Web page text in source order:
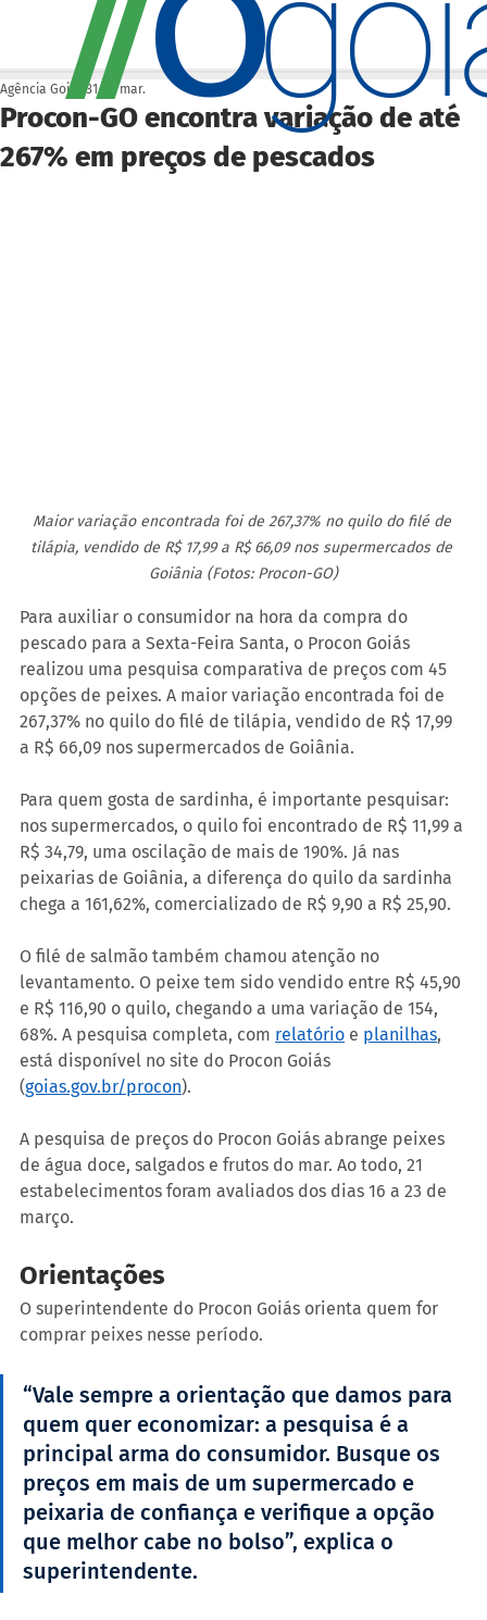
Procon-GO encontra variação de até
267% em preços de pescados
Agência Goiás 31 de mar.
Maior variação encontrada foi de 267,37% no quilo do filé de
tilápia, vendido de R$ 17,99 a R$ 66,09 nos supermercados de
Goiânia (Fotos: Procon-GO)
Para auxiliar o consumidor na hora da compra do
pescado para a Sexta-Feira Santa, o Procon Goiás
realizou uma pesquisa comparativa de preços com 45
opções de peixes. A maior variação encontrada foi de
267,37% no quilo do filé de tilápia, vendido de R$ 17,99
a R$ 66,09 nos supermercados de Goiânia.
Para quem gosta de sardinha, é importante pesquisar:
nos supermercados, o quilo foi encontrado de R$ 11,99 a
R$ 34,79, uma oscilação de mais de 190%. Já nas
peixarias de Goiânia, a diferença do quilo da sardinha
chega a 161,62%, comercializado de R$ 9,90 a R$ 25,90.
O filé de salmão também chamou atenção no
levantamento. O peixe tem sido vendido entre R$ 45,90
e R$ 116,90 o quilo, chegando a uma variação de 154,
68%. A pesquisa completa, com relatório e planilhas,
está disponível no site do Procon Goiás
(goias.gov.br/procon).
A pesquisa de preços do Procon Goiás abrange peixes
de água doce, salgados e frutos do mar. Ao todo, 21
estabelecimentos foram avaliados dos dias 16 a 23 de
março.
Orientações
O superintendente do Procon Goiás orienta quem for
comprar peixes nesse período.
“Vale sempre a orientação que damos para
quem quer economizar: a pesquisa é a
principal arma do consumidor. Busque os
preços em mais de um supermercado e
peixaria de confiança e verifique a opção
que melhor cabe no bolso”, explica o
superintendente.